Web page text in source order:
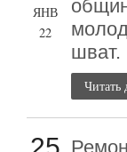
ЯНВ
22
шват.
Читать